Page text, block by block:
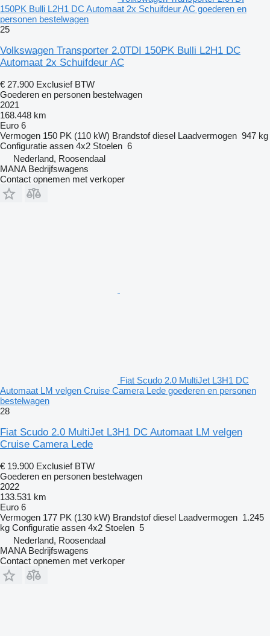
150PK Bulli L2H1 DC Automaat 2x Schuifdeur AC goederen en
personen bestelwagen
25
Volkswagen Transporter 2.0TDI 150PK Bulli L2H1 DC
Automaat 2x Schuifdeur AC
€ 27.900 Exclusief BTW
Goederen en personen bestelwagen
2021
168.448 km
Euro 6
Vermogen 150 PK (110 kW) Brandstof diesel Laadvermogen 947 kg
Configuratie assen 4x2 Stoelen 6
Nederland, Roosendaal
MANA Bedrijfswagens
Contact opnemen met verkoper
Fiat Scudo 2.0 MultiJet L3H1 DC
Automaat LM velgen Cruise Camera Lede goederen en personen
bestelwagen
28
Fiat Scudo 2.0 MultiJet L3H1 DC Automaat LM velgen
Cruise Camera Lede
€ 19.900 Exclusief BTW
Goederen en personen bestelwagen
2022
133.531 km
Euro 6
Vermogen 177 PK (130 kW) Brandstof diesel Laadvermogen 1.245
kg Configuratie assen 4x2 Stoelen 5
Nederland, Roosendaal
MANA Bedrijfswagens
Contact opnemen met verkoper